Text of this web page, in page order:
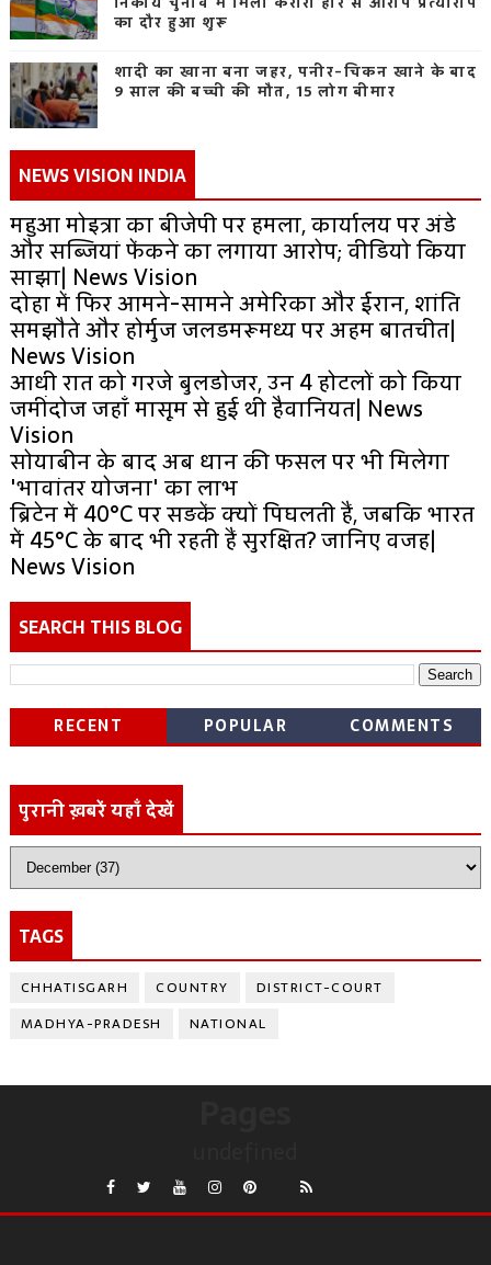
का दौर हुआ शुरू
शादी का खाना बना जहर, पनीर-चिकन खाने के बाद
9 साल की बच्ची की मौत, 15 लोग बीमार
NEWS VISION INDIA
महुआ मोइत्रा का बीजेपी पर हमला, कार्यालय पर अंडे
और सब्जियां फेंकने का लगाया आरोप; वीडियो किया
साझा| News Vision
दोहा में फिर आमने-सामने अमेरिका और ईरान, शांति
समझौते और होर्मुज जलडमरूमध्य पर अहम बातचीत|
News Vision
आधी रात को गरजे बुलडोजर, उन 4 होटलों को किया
जमींदोज जहाँ मासूम से हुई थी हैवानियत| News
Vision
सोयाबीन के बाद अब धान की फसल पर भी मिलेगा
'भावांतर योजना' का लाभ
ब्रिटेन में 40°C पर सड़कें क्यों पिघलती हैं, जबकि भारत
में 45°C के बाद भी रहती हैं सुरक्षित? जानिए वजह|
News Vision
SEARCH THIS BLOG
RECENT POPULAR COMMENTS
पुरानी ख़बरें यहाँ देखें
TAGS
CHHATISGARH COUNTRY
DISTRICT-COURT
MADHYA-PRADESH
NATIONAL